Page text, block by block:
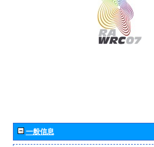
一般信息